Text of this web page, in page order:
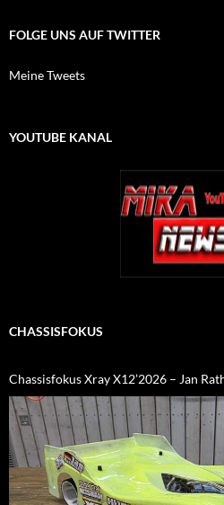
FOLGE UNS AUF TWITTER
Meine Tweets
YOUTUBE KANAL
CHASSISFOKUS
Chassisfokus Xray X12’2026 – Jan